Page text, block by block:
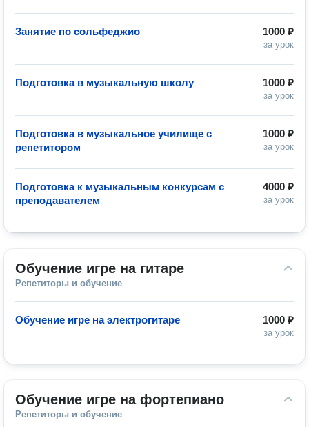
1000 ₽
за урок
Занятие по сольфеджио
1000 ₽
за урок
Подготовка в музыкальную школу
1000 ₽
за урок
Подготовка в музыкальное училище с
репетитором
4000 ₽
за урок
Подготовка к музыкальным конкурсам с
преподавателем
Обучение игре на гитаре
Репетиторы и обучение
1000 ₽
за урок
Обучение игре на электрогитаре
Обучение игре на фортепиано
Репетиторы и обучение